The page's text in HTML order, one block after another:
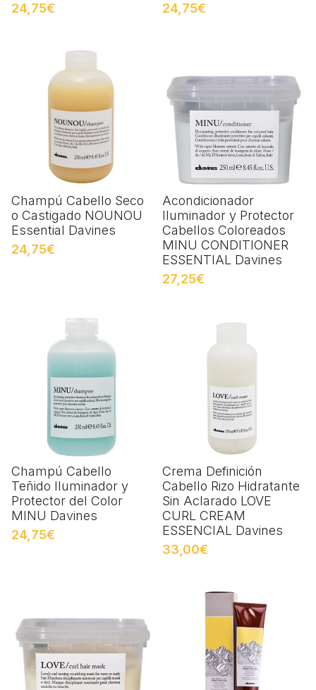
24,75€ 24,75€
Champú Cabello Seco
o Castigado NOUNOU
Essential Davines
24,75€
Acondicionador
Iluminador y Protector
Cabellos Coloreados
MINU CONDITIONER
ESSENTIAL Davines
27,25€
Champú Cabello
Teñido Iluminador y
Protector del Color
MINU Davines
24,75€
Crema Definición
Cabello Rizo Hidratante
Sin Aclarado LOVE
CURL CREAM
ESSENCIAL Davines
33,00€